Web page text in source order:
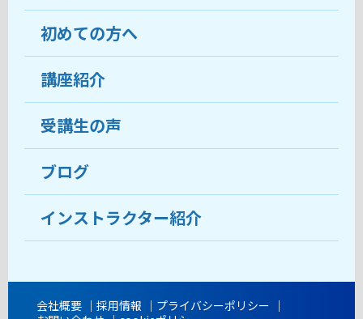
教室について
受講生の声
おすすめ・人気の講座
目的から講座を探す
教室ブログ
初めての方へ
ココがおすすめ
料金
受講までの流れ
よくあるご質問
講座紹介
受講生の声
ブログ
インストラクター紹介
会社概要 採用情報
プライバシーポリシー